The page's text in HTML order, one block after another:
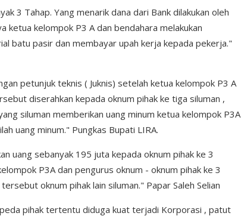
3 Tahap. Yang menarik dana dari Bank dilakukan oleh
ketua kelompok P3 A dan bendahara melakukan
batu pasir dan membayar upah kerja kepada pekerja."
petunjuk teknis ( Juknis) setelah ketua kelompok P3 A
diserahkan kepada oknum pihak ke tiga siluman ,
siluman memberikan uang minum ketua kelompok P3A
uang minum." Pungkas Bupati LIRA.
uang sebanyak 195 juta kepada oknum pihak ke 3
P3A dan pengurus oknum - oknum pihak ke 3
oknum pihak lain siluman." Papar Saleh Selian
pihak tertentu diduga kuat terjadi Korporasi , patut